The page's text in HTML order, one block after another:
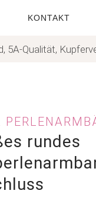
KONTAKT
5A-Qualität,
rundes